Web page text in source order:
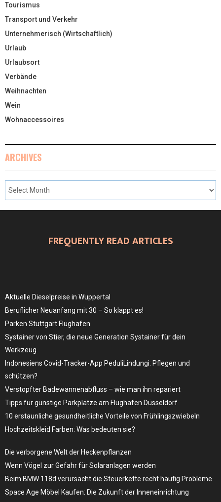
Tourismus
Transport und Verkehr
Unternehmerisch (Wirtschaftlich)
Urlaub
Urlaubsort
Verbände
Weihnachten
Wein
Wohnaccessoires
ARCHIVES
FREQUENTLY READ ARTICLES
Aktuelle Dieselpreise in Wuppertal
Beruflicher Neuanfang mit 30 – So klappt es!
Parken Stuttgart Flughafen
Systainer von Stier, die neue Generation Systainer für dein
Werkzeug
Indonesiens Covid-Tracker-App PeduliLindungi: Pflegen und
schützen?
Verstopfter Badewannenabfluss – wie man ihn repariert
Tipps für günstige Parkplätze am Flughafen Düsseldorf
10 erstaunliche gesundheitliche Vorteile von Frühlingszwiebeln
Hochzeitskleid Farben: Was bedeuten sie?
Die verborgene Welt der Heckenpflanzen
Wenn Vögel zur Gefahr für Solaranlagen werden
Beim BMW 118d verursacht die Steuerkette recht häufig Probleme
Space Age Möbel Kaufen: Die Zukunft der Inneneinrichtung